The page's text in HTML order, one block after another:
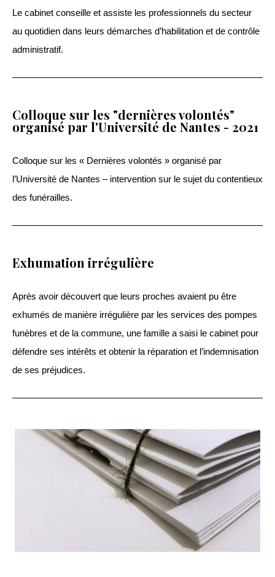
Le cabinet conseille et assiste les professionnels du secteur
au quotidien dans leurs démarches d’habilitation et de contrôle
administratif.
Colloque sur les "dernières volontés"
organisé par l'Université de Nantes - 2021​
Colloque sur les « Dernières volontés » organisé par
l’Université de Nantes – intervention sur le sujet du contentieux
des funérailles.
Exhumation irrégulière
Après avoir découvert que leurs proches avaient pu être
exhumés de manière irrégulière par les services des pompes
funèbres et de la commune, une famille a saisi le cabinet pour
défendre ses intérêts et obtenir la réparation et l’indemnisation
de ses préjudices.